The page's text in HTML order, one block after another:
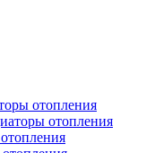
отопления
отопления